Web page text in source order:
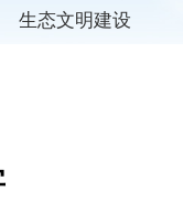
生态文明建设